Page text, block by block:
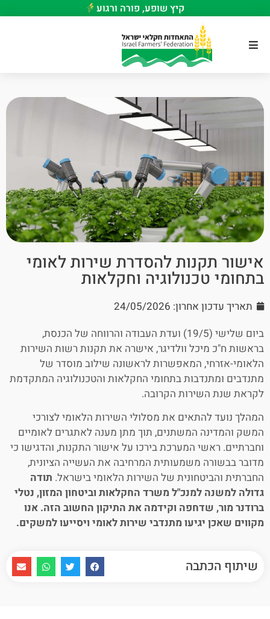
קיץ שופע, פורה ורגוע
אישור תקנות להסדרת שירות לאומי
בתחומי טכנולוגיה וחקלאות
תאריך עדכון אחרון: 24/05/2026
ביום שלישי (19/5) ועדת העבודה והרווחה של הכנסת,
בראשות ח"כ מיכל וולדיגר, אישרה את תקנות רשות השירות
הלאומי-אזרחי, המאפשרות לראשונה שילוב מוסדר של
מתנדבים ומתנדבות בתחומי החקלאות והטכנולוגיה המתקדמת
לקראת שנת השירות הקרובה.
המהלך נועד להתאים את מסלולי השירות הלאומי לצורכי
המשק והמדינה המשתנים, תוך מתן מענה לאתגרים לאומיים
וחברתיים. ראשי המערכת בירכו על אישור התקנות, והדגישו כי
מדובר בבשורה משמעותית המרחיבה את העשייה הציונית,
החברתית והביטחונית של השירות הלאומי בישראל. תודה
גדולה למשנה למנכ"ל משרד החקלאות וביטחון המזון, נטלי
ברודנר מור, שדחפה וקידמה את התיקון החשוב הזה. אנו
מקווים שאכן יגיעו מתנדבי שירות לאומי ויסייעו למשקים.
שיתוף הכתבה